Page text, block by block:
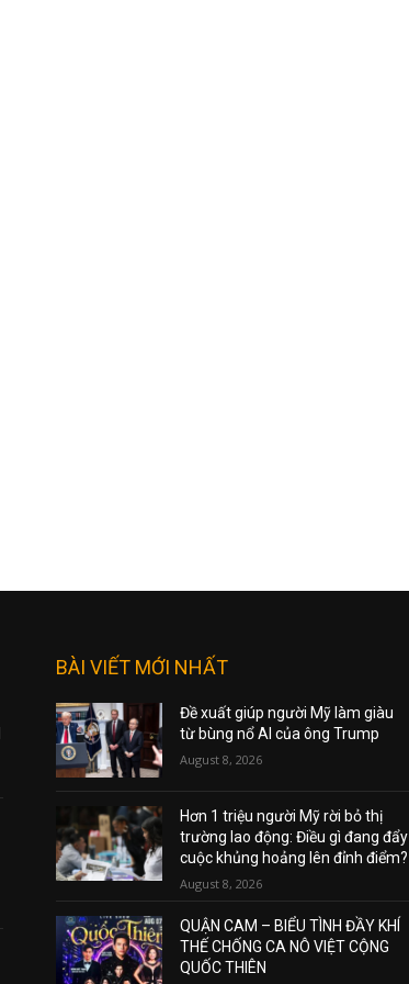
BÀI VIẾT MỚI NHẤT
Đề xuất giúp người Mỹ làm giàu
từ bùng nổ AI của ông Trump
August 8, 2026
Hơn 1 triệu người Mỹ rời bỏ thị
trường lao động: Điều gì đang đẩy
cuộc khủng hoảng lên đỉnh điểm?
August 8, 2026
QUẬN CAM – BIỂU TÌNH ĐẦY KHÍ
THẾ CHỐNG CA NÔ VIỆT CỘNG
QUỐC THIÊN